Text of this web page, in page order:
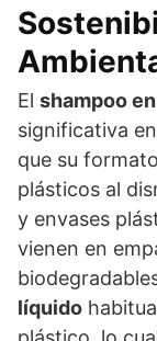
El shampoo
significativa
que su
plásticos al
y envases
vienen en
líquido